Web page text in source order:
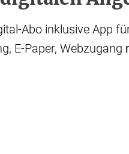
Abo inklusive App
E-Paper, Webzugang